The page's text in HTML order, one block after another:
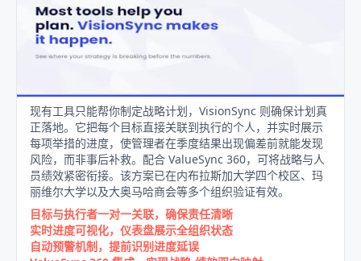
现有工具只能帮你制定战略计划，VisionSync 则确保计划真
正落地。它把每个目标直接关联到执行的个人，并实时展示
每项举措的进度，使管理者在季度结果出现偏差前就能发现
风险，而非事后补救。配合 ValueSync 360，可将战略与人
员绩效紧密衔接。该方案已在内布拉斯加大学四个校区、玛
丽维尔大学以及大奥马哈商会等多个组织验证有效。
目标与执行者一对一关联，确保责任清晰
实时进度可视化，仪表盘展示全组织状态
自动预警机制，提前识别进度延误